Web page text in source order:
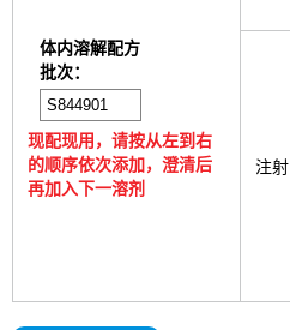
体内溶解配方
批次：
现配现用，请按从左到右
的顺序依次添加，澄清后
再加入下一溶剂
注射